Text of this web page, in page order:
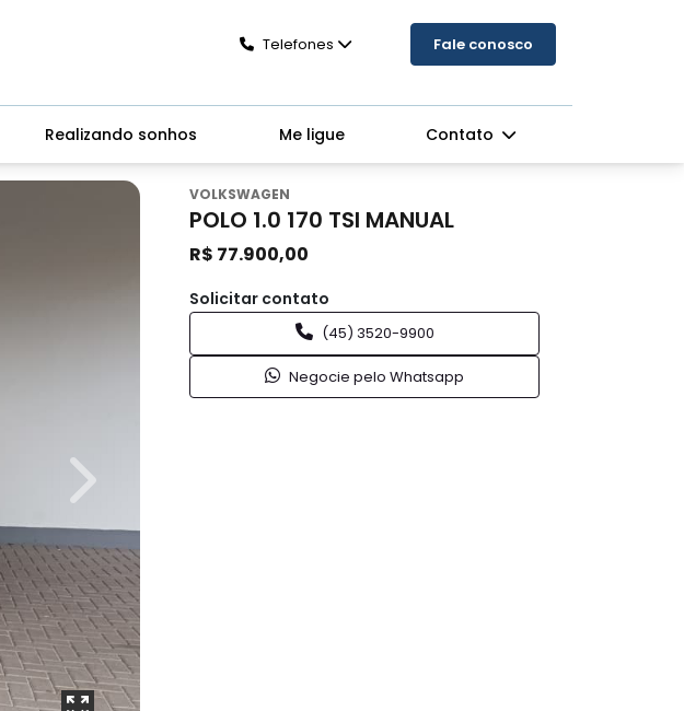
Telefones Fale conosco
Realizando sonhos Me ligue Contato
VOLKSWAGEN
POLO 1.0 170 TSI MANUAL
R$ 77.900,00
Solicitar contato
(45) 3520-9900
Negocie pelo Whatsapp
Next